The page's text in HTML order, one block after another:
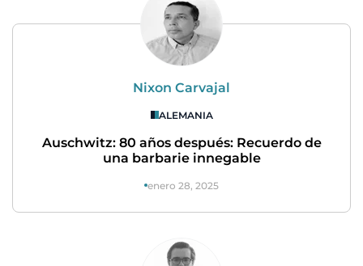
Nixon Carvajal
ALEMANIA
Auschwitz: 80 años después: Recuerdo de
una barbarie innegable
enero 28, 2025